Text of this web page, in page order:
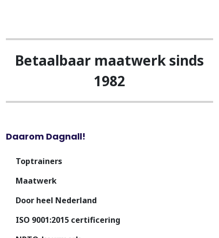
Betaalbaar maatwerk sinds
1982
Daarom Dagnall!
Toptrainers
Maatwerk
Door heel Nederland
ISO 9001:2015 certificering